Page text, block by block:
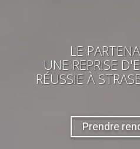
LE
UNE REPRISE
RÉUSSIE À
Prendre